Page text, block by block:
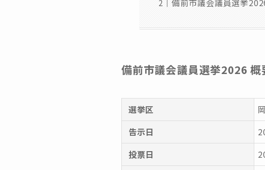
備前市議会議員選挙2026 概
選挙区
告示日
投票日